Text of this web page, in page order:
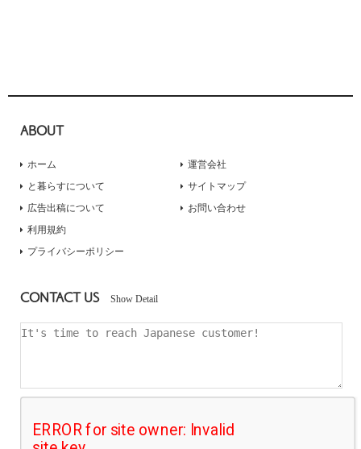
ABOUT
ホーム
と暮らすについて
広告出稿について
運営会社
サイトマップ
お問い合わせ
利用規約
プライバシーポリシー
CONTACT US Show Detail